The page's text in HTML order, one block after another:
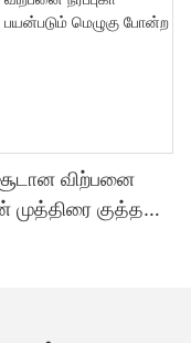
சூடான விற்பனை
முத்திரை குத்த